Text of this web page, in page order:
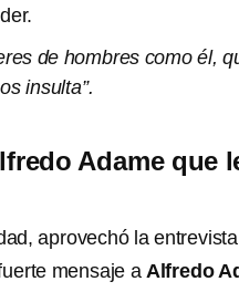
de hombres como él,
insulta”.
Adame que
aprovechó la
mensaje aAlfredo